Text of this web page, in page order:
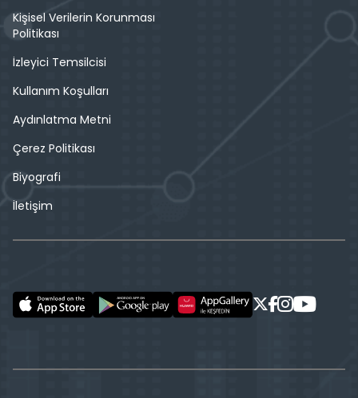
Kişisel Verilerin Korunması
Politikası
İzleyici Temsilcisi
Kullanım Koşulları
Aydınlatma Metni
Çerez Politikası
Biyografi
İletişim